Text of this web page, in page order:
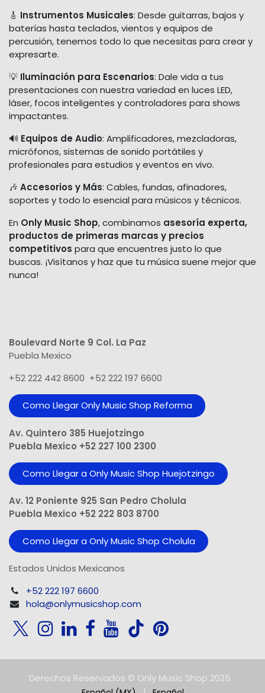
🎸 Instrumentos Musicales: Desde guitarras, bajos y
baterías hasta teclados, vientos y equipos de
percusión, tenemos todo lo que necesitas para crear y
expresarte.
💡 Iluminación para Escenarios: Dale vida a tus
presentaciones con nuestra variedad en luces LED,
láser, focos inteligentes y controladores para shows
impactantes.
🔊 Equipos de Audio: Amplificadores, mezcladoras,
micrófonos, sistemas de sonido portátiles y
profesionales para estudios y eventos en vivo.
🎶 Accesorios y Más: Cables, fundas, afinadores,
soportes y todo lo esencial para músicos y técnicos.
En Only Music Shop, combinamos asesoría experta,
productos de primeras marcas y precios
competitivos para que encuentres justo lo que
buscas. ¡Visítanos y haz que tu música suene mejor que
nunca!
Boulevard Norte 9 Col. La Paz
Puebla Mexico
+52 222 442 8600 +52 222 197 6600
Como Llegar Only Music Shop​ Reforma
Av. Quintero 385 Huejotzingo
Puebla Mexico +52 227 100 2300
Como Llegar a Only Music Shop Huejotzingo
Av. 12 Poniente 925 San Pedro Cholula
Puebla Mexico +52 222 803 8700
Como Llegar a Only Music Shop Cholula
Estados Unidos Mexicanos
+52 222 197 6600
hola@onlymusicshop.com
Derechos Reservados © Only Music Shop 2025